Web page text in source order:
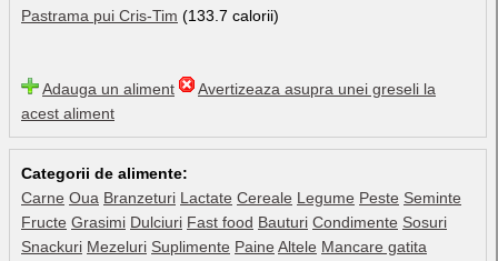
Pastrama pui Cris-Tim (133.7 calorii)
Adauga un aliment
Avertizeaza asupra unei greseli la
acest aliment
Categorii de alimente:
Carne Oua Branzeturi Lactate Cereale Legume Peste Seminte
Fructe Grasimi Dulciuri Fast food Bauturi Condimente Sosuri
Snackuri Mezeluri Suplimente Paine Altele Mancare gatita